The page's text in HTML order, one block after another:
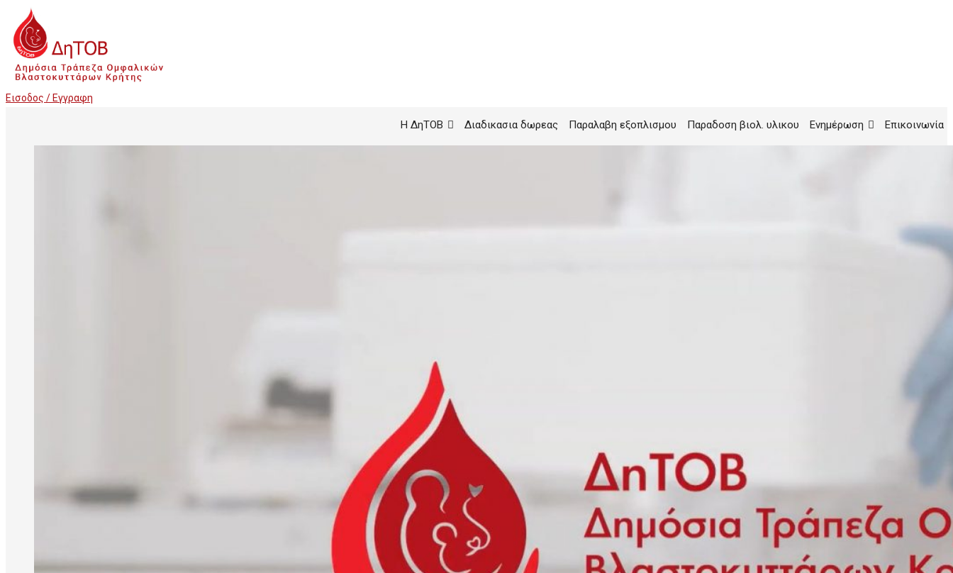
Εισοδος / Εγγραφη
Η ΔηΤΟΒ Διαδικασια δωρεας Παραλαβη εξοπλισμου Παραδοση βιολ. υλικου Ενημέρωση Επικοινωνία